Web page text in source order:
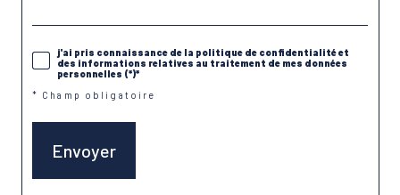
j'ai pris connaissance de la politique de confidentialité et
des informations relatives au traitement de mes données
personnelles (*)*
* Champ obligatoire
Envoyer